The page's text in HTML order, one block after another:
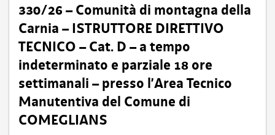
330/26 – Comunità di montagna della
Carnia – ISTRUTTORE DIRETTIVO
TECNICO – Cat. D – a tempo
indeterminato e parziale 18 ore
settimanali – presso l’Area Tecnico
Manutentiva del Comune di
COMEGLIANS